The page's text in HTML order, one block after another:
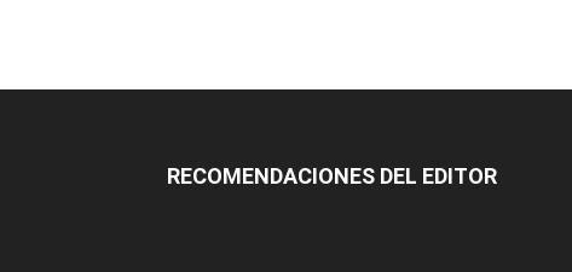
RECOMENDACIONES DEL EDITOR